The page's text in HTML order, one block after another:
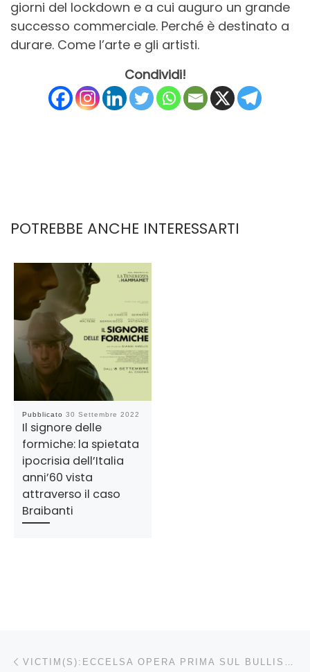
giorni del lockdown e a cui auguro un grande
successo commerciale. Perché è destinato a
durare. Come l’arte e gli artisti.
Condividi!
POTREBBE ANCHE INTERESSARTI
Pubblicato 30 Settembre 2022
Il signore delle
formiche: la spietata
ipocrisia dell’Italia
anni’60 vista
attraverso il caso
Braibanti
Navigazione articoli